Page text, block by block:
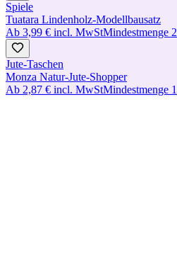
Spiele
Tuatara Lindenholz-Modellbausatz
Ab 3,99 € incl. MwStMindestmenge
Jute-Taschen
Monza Natur-Jute-Shopper
Ab 2,87 € incl. MwStMindestmenge 1